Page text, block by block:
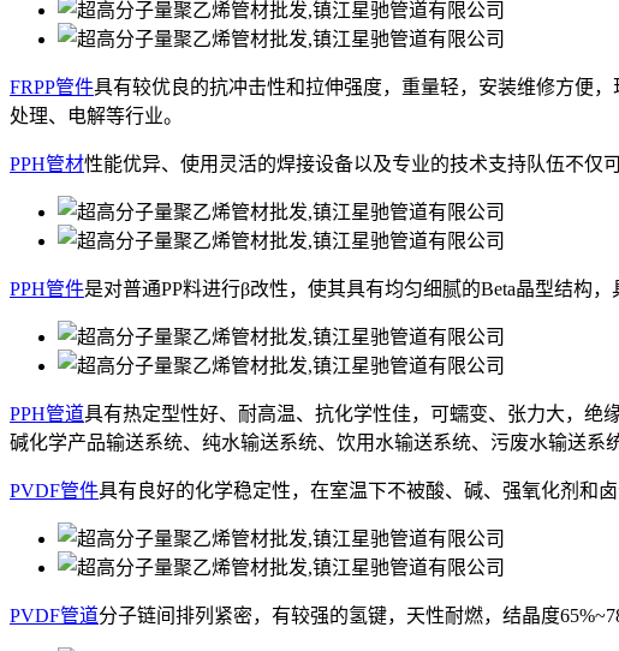
FRPP管件具有较优良的抗冲击性和拉伸强度，重量轻，安装维修方便
处理、电解等行业。
PPH管材性能优异、使用灵活的焊接设备以及专业的技术支持队伍不仅
PPH管件是对普通PP料进行β改性，使其具有均匀细腻的Beta晶型结构
PPH管道具有热定型性好、耐高温、抗化学性佳，可蠕变、张力大，
碱化学产品输送系统、纯水输送系统、饮用水输送系统、污废水输送系
PVDF管件具有良好的化学稳定性，在室温下不被酸、碱、强氧化剂和
PVDF管道分子链间排列紧密，有较强的氢键，天性耐燃，结晶度